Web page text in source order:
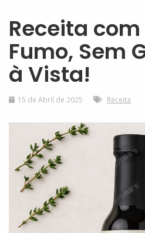
Receita
Fumo, Sem
à Vista!
Receita
com
Sabor
a
Fumo,
Sem
Grelhador
15 de Abril de 2025 Receita